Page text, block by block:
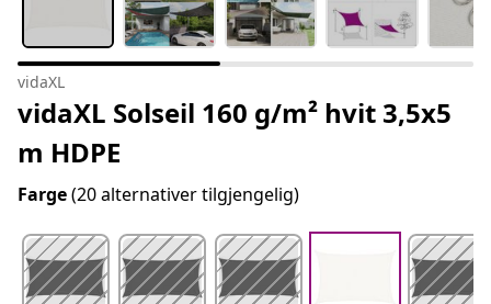
vidaXL
vidaXL Solseil 160 g/m² hvit 3,5x5
m HDPE
Farge(20 alternativer tilgjengelig)